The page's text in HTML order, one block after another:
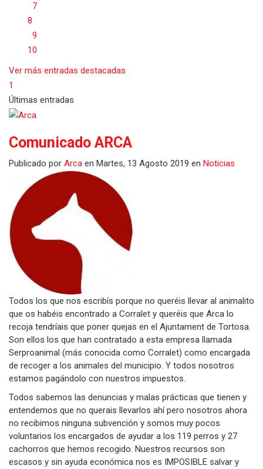
7
8
9
10
Ver más entradas destacadas
1
Últimas entradas
Comunicado ARCA
Publicado por Arca en Martes, 13 Agosto 2019 en Noticias
Todos los que nos escribís porque no queréis llevar al animalito
que os habéis encontrado a Corralet y queréis que Arca lo
recoja tendríais que poner quejas en el Ajuntament de Tortosa.
Son ellos los que han contratado a esta empresa llamada
Serproanimal (más conocida como Corralet) como encargada
de recoger a los animales del municipio. Y todos nosotros
estamos pagándolo con nuestros impuestos.
Todos sabemos las denuncias y malas prácticas que tienen y
entendemos que no querais llevarlos ahí pero nosotros ahora
no recibimos ninguna subvención y somos muy pocos
voluntarios los encargados de ayudar a los 119 perros y 27
cachorros que hemos recogido. Nuestros recursos son
escasos y sin ayuda económica nos es IMPOSIBLE salvar y